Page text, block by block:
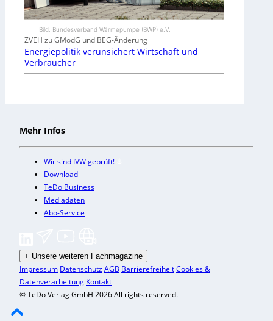
Bild: Bundesverband Wärmepumpe (BWP) e.V.
ZVEH zu GModG und BEG-Änderung
Energiepolitik verunsichert Wirtschaft und
Verbraucher
Mehr Infos
Wir sind IVW geprüft!
Download
TeDo Business
Mediadaten
Abo-Service
+ Unsere weiteren Fachmagazine
Impressum DatenschutzAGB BarrierefreiheitCookies &
Datenverarbeitung Kontakt
© TeDo Verlag GmbH 2026 All rights reserved.